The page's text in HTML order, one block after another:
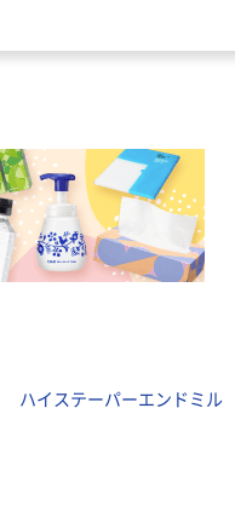
ハイステーパーエンドミル